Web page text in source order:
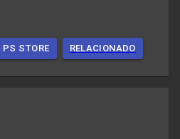
PS STORE RELACIONADO